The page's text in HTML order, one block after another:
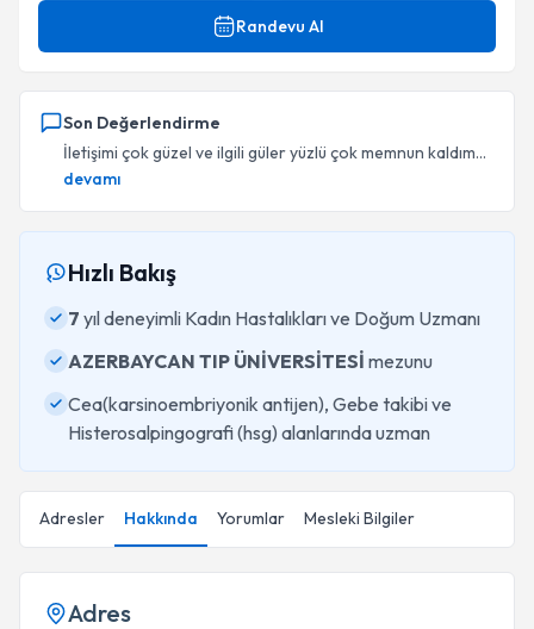
Randevu Al
Son Değerlendirme
İletişimi çok güzel ve ilgili güler yüzlü çok memnun kaldım...
devamı
Hızlı Bakış
7 yıl deneyimli Kadın Hastalıkları ve Doğum Uzmanı
AZERBAYCAN TIP ÜNİVERSİTESİ mezunu
Cea(karsinoembriyonik antijen), Gebe takibi ve
Histerosalpingografi (hsg) alanlarında uzman
Adresler Hakkında Yorumlar Mesleki Bilgiler
Adres